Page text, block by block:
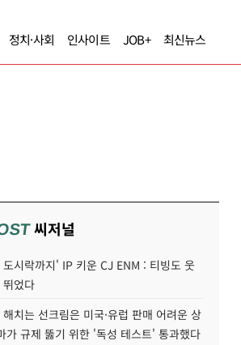
정치·사회 인사이트 JOB+ 최신뉴스
씨저널
시락까지' IP 키운 CJ ENM : 티빙도 웃
었다
치는 선크림은 미국·유럽 판매 어려운 상
가 규제 뚫기 위한 '독성 테스트' 통과했다